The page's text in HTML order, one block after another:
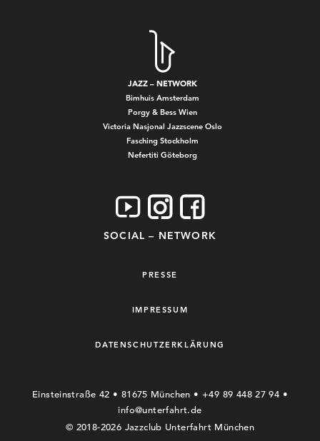
JAZZ – NETWORK
Bimhuis Amsterdam
Porgy & Bess Wien
Victoria Nasjonal Jazzscene Oslo
Fasching Stockholm
Nefertiti Göteborg
SOCIAL – NETWORK
PRESSE
IMPRESSUM
DATENSCHUTZERKLÄRUNG
Einsteinstraße 42 • 81675 München • +49 89 448 27 94 •
info@unterfahrt.de
© 2018-2026 Jazzclub Unterfahrt München